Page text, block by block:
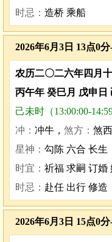
时忌： 造桥 乘船
2026年6月3日 13点0
农历二〇二六年四月
丙午年 癸巳月 戊申日
己未时（13:00:00-
冲： 冲牛， 煞方： 煞西
星神： 勾陈 六合 长生
时宜： 祈福 求嗣 订婚
时忌： 赴任 出行 修造
2026年6月3日 15点0